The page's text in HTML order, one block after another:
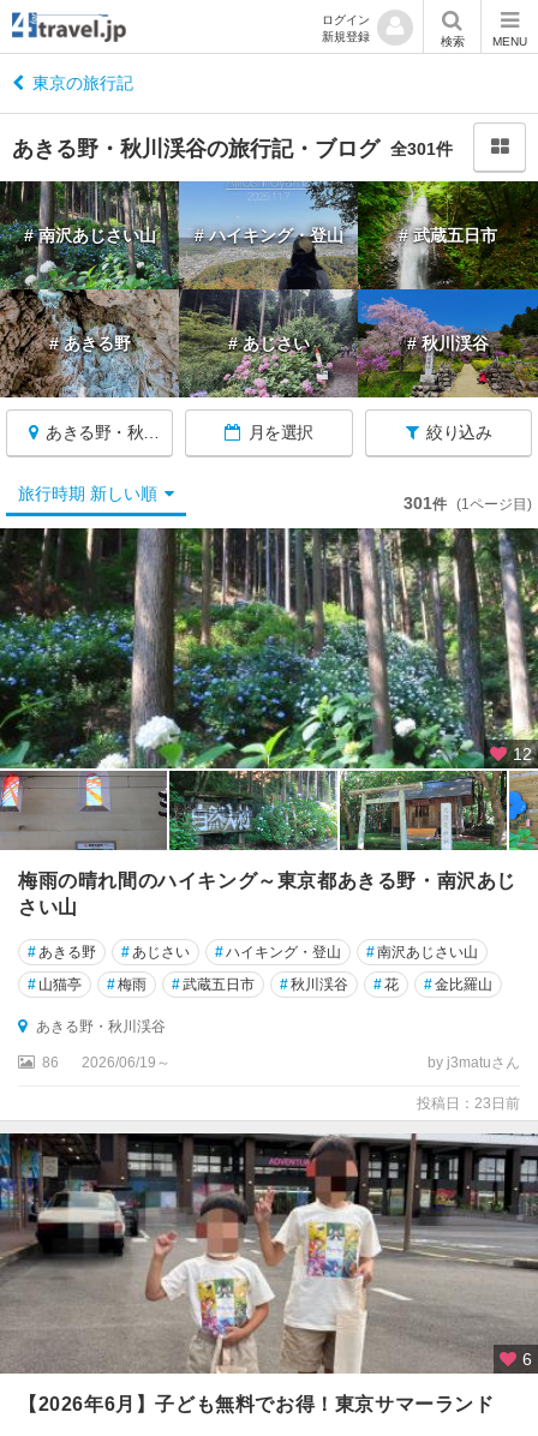
ログイン
新規登録
検索 MENU
東京の旅行記
あきる野・秋川渓谷の旅行記・ブログ 全301件
# 南沢あじさい山 # ハイキング・登山 # 武蔵五日市
# あきる野 # あじさい # 秋川渓谷
あきる野・秋川渓谷 月を選択 絞り込み
東
京
へ
戻
る
東
京
べ
て
秋
葉
原
・
御
茶
ノ
水
・
水
道
橋
銀
座
・
築
地
・
月
谷
・
原
宿
・
表
参
比
旅行時期 新しい順 301件 (1ページ目)
12
梅雨の晴れ間のハイキング～東京都あきる野・南沢あじ
さい山
#あきる野 #あじさい #ハイキング・登山 #南沢あじさい山
# 山猫亭 #梅雨 #武蔵五日市 #秋川渓谷 #花 #金比羅山
あきる野・秋川渓谷
86 2026/06/19～ by j3matuさん
投稿日：23日前
6
【2026年6月】子ども無料でお得！東京サマーランド